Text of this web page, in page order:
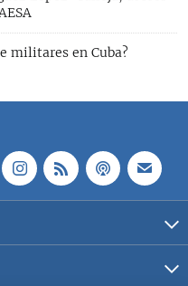
militares en Cuba?